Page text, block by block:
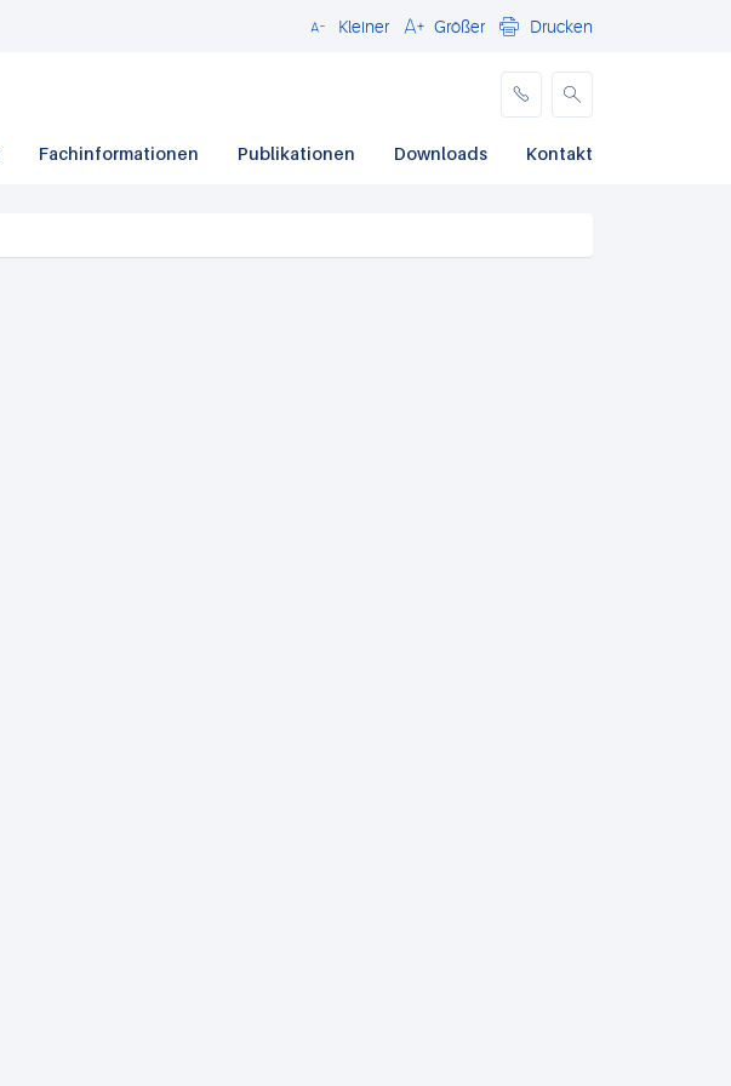
Schließen
Kleiner Größer Drucken
Fachinformationen Publikationen Downloads Kontakt